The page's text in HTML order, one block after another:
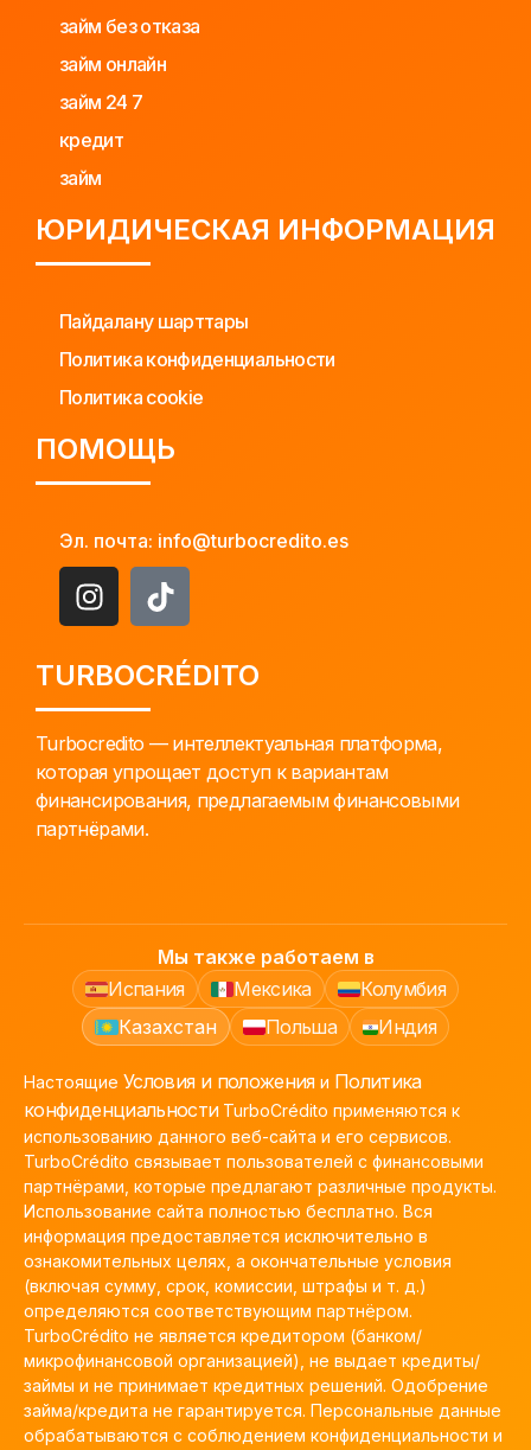
займ без отказа
займ онлайн
займ 24 7
кредит
займ
ЮРИДИЧЕСКАЯ ИНФОРМАЦИЯ
Пайдалану шарттары
Политика конфиденциальности
Политика cookie
ПОМОЩЬ
Эл. почта: info@turbocredito.es
TURBOCRÉDITO
Turbocredito — интеллектуальная платформа,
которая упрощает доступ к вариантам
финансирования, предлагаемым финансовыми
партнёрами.
Мы также работаем в
Испания
Мексика
Колумбия
Казахстан
Польша Индия
Настоящие Условия и положенияи Политика
конфиденциальностиTurboCrédito применяются к
использованию данного веб-сайта и его сервисов.
TurboCrédito связывает пользователей с финансовыми
партнёрами, которые предлагают различные продукты.
Использование сайта полностью бесплатно. Вся
информация предоставляется исключительно в
ознакомительных целях, а окончательные условия
(включая сумму, срок, комиссии, штрафы и т. д.)
определяются соответствующим партнёром.
TurboCrédito не является кредитором (банком/
микрофинансовой организацией), не выдает кредиты/
займы и не принимает кредитных решений. Одобрение
займа/кредита не гарантируется. Персональные данные
обрабатываются с соблюдением конфиденциальности и